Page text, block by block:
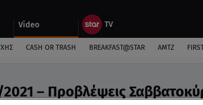
Video
CASH OR TRASH BREAKFAST@STAR ΑΜΤΖ
– Προβλέψεις